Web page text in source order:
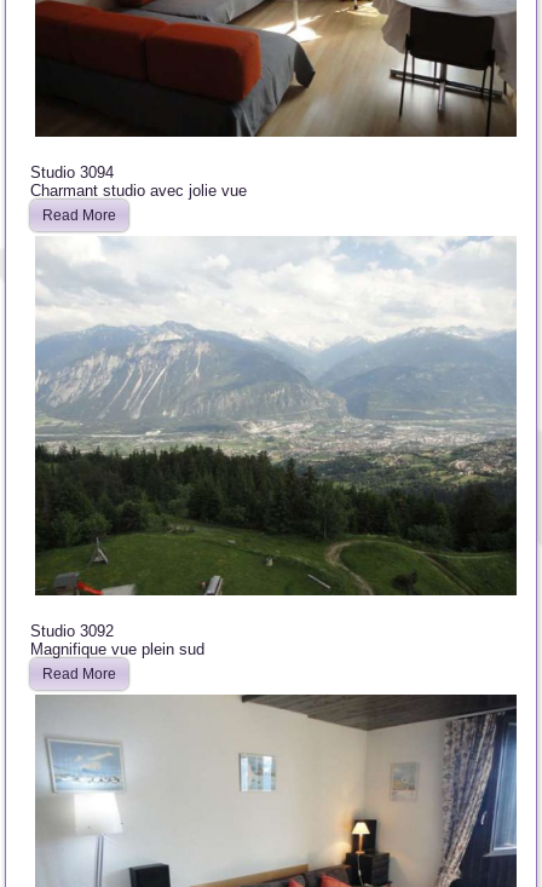
Studio 3094
Charmant studio avec jolie vue
Read More
Studio 3092
Magnifique vue plein sud
Read More